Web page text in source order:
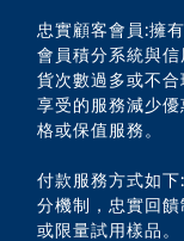
忠實顧客會員:擁
會員積分系統與
貨次數過多或不
享受的服務減少
格或保值服務。
付款服務方式如
分機制，忠實回
或限量試用樣品。